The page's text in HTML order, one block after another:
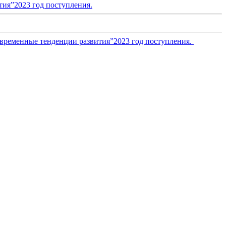
год поступления.
тенденции развития”2023 год поступления.